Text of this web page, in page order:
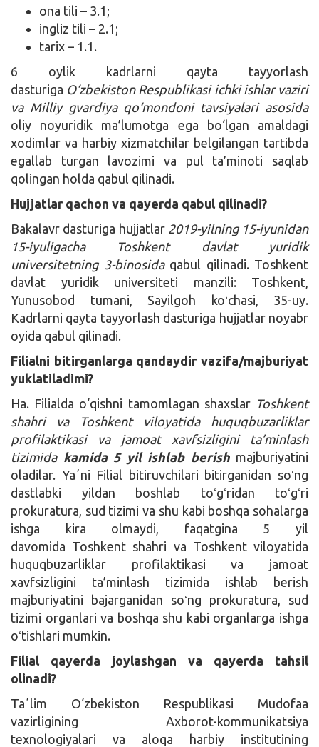
ona tili – 3.1;
ingliz tili – 2.1;
tarix – 1.1.
6 oylik kadrlarni qayta tayyorlash
dasturiga O‘zbekiston Respublikasi ichki ishlar vaziri
va Milliy gvardiya qo‘mondoni tavsiyalari asosida
oliy noyuridik ma’lumotga ega bo‘lgan amaldagi
xodimlar va harbiy xizmatchilar belgilangan tartibda
egallab turgan lavozimi va pul ta’minoti saqlab
qolingan holda qabul qilinadi.
Hujjatlar qachon va qayerda qabul qilinadi?
Bakalavr dasturiga hujjatlar 2019-yilning 15-iyunidan
15-iyuligacha Toshkent davlat yuridik
universitetning 3-binosidaqabul qilinadi. Toshkent
davlat yuridik universiteti manzili: Toshkent,
Yunusobod tumani, Sayilgoh koʻchasi, 35-uy.
Kadrlarni qayta tayyorlash dasturiga hujjatlar noyabr
oyida qabul qilinadi.
Filialni bitirganlarga qandaydir vazifa/majburiyat
yuklatiladimi?
Ha. Filialda o‘qishni tamomlagan shaxslar Toshkent
shahri va Toshkent viloyatida huquqbuzarliklar
profilaktikasi va jamoat xavfsizligini ta’minlash
tizimida kamida 5 yil ishlab berishmajburiyatini
oladilar. Yaʼni Filial bitiruvchilari bitirganidan soʻng
dastlabki yildan boshlab toʻgʻridan toʻgʻri
prokuratura, sud tizimi va shu kabi boshqa sohalarga
ishga kira olmaydi, faqatgina 5 yil
davomida Toshkent shahri va Toshkent viloyatida
huquqbuzarliklar profilaktikasi va jamoat
xavfsizligini ta’minlash tizimida ishlab berish
majburiyatini bajarganidan soʻng prokuratura, sud
tizimi organlari va boshqa shu kabi organlarga ishga
oʻtishlari mumkin.
Filial qayerda joylashgan va qayerda tahsil
olinadi?
Taʼlim O‘zbekiston Respublikasi Mudofaa
vazirligining Axborot-kommunikatsiya
texnologiyalari va aloqa harbiy institutining